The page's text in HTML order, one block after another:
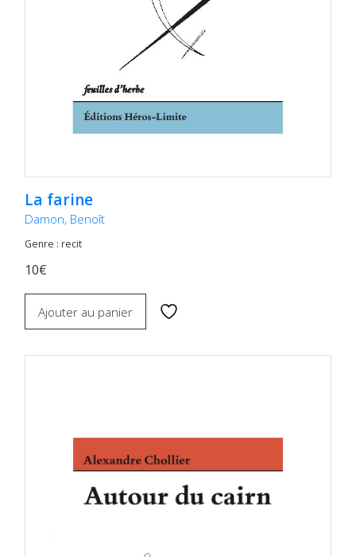
La farine
Damon, Benoît
Genre : recit
10€
Ajouter au panier